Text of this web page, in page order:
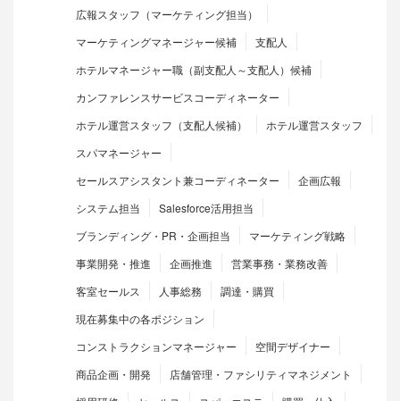
広報スタッフ（マーケティング担当）
マーケティングマネージャー候補
支配人
ホテルマネージャー職（副支配人～支配人）候補
カンファレンスサービスコーディネーター
ホテル運営スタッフ（支配人候補）
ホテル運営スタッフ
スパマネージャー
セールスアシスタント兼コーディネーター
企画広報
システム担当
Salesforce活用担当
ブランディング・PR・企画担当
マーケティング戦略
事業開発・推進
企画推進
営業事務・業務改善
客室セールス
人事総務
調達・購買
現在募集中の各ポジション
コンストラクションマネージャー
空間デザイナー
商品企画・開発
店舗管理・ファシリティマネジメント